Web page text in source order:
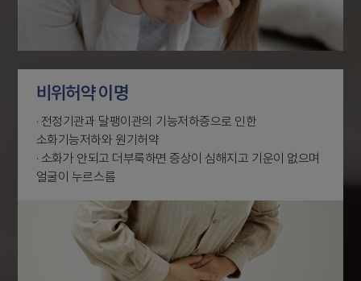
비위허약 이명
· 전정기관과 달팽이관의 기능저하증으로 인한
소화기능저하와 원기허약
· 소화가 안되고 더부룩하면 증상이 심해지고 기운이 없으며
얼굴이 누르스름